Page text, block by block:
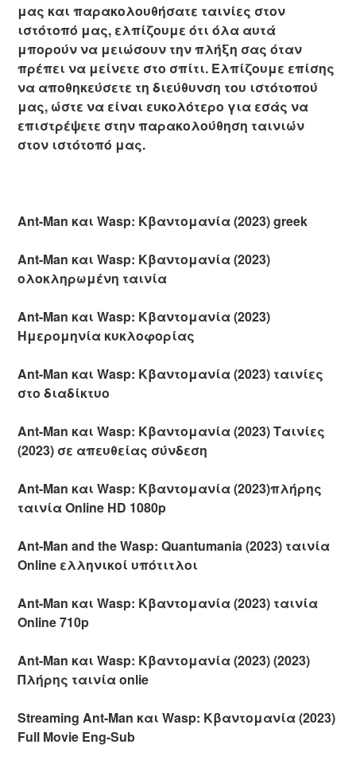
μας και παρακολουθήσατε ταινίες στον
ιστότοπό μας, ελπίζουμε ότι όλα αυτά
μπορούν να μειώσουν την πλήξη σας όταν
πρέπει να μείνετε στο σπίτι. Ελπίζουμε επίσης
να αποθηκεύσετε τη διεύθυνση του ιστότοπού
μας, ώστε να είναι ευκολότερο για εσάς να
επιστρέψετε στην παρακολούθηση ταινιών
στον ιστότοπό μας.
Ant-Man και Wasp: Κβαντομανία (2023) greek
Ant-Man και Wasp: Κβαντομανία (2023)
ολοκληρωμένη ταινία
Ant-Man και Wasp: Κβαντομανία (2023)
Ημερομηνία κυκλοφορίας
Ant-Man και Wasp: Κβαντομανία (2023) ταινίες
στο διαδίκτυο
Ant-Man και Wasp: Κβαντομανία (2023) Ταινίες
(2023) σε απευθείας σύνδεση
Ant-Man και Wasp: Κβαντομανία (2023)πλήρης
ταινία Online HD 1080p
Ant-Man and the Wasp: Quantumania (2023) ταινία
Online ελληνικοί υπότιτλοι
Ant-Man και Wasp: Κβαντομανία (2023) ταινία
Online 710p
Ant-Man και Wasp: Κβαντομανία (2023) (2023)
Πλήρης ταινία onlie
Streaming Ant-Man και Wasp: Κβαντομανία (2023)
Full Movie Eng-Sub